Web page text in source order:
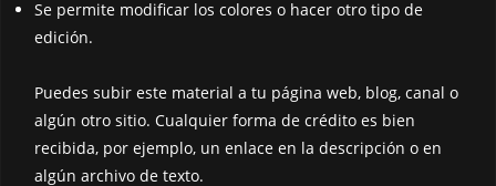
Se permite modificar los colores o hacer otro tipo de
edición.
Puedes subir este material a tu página web, blog, canal o
algún otro sitio. Cualquier forma de crédito es bien
recibida, por ejemplo, un enlace en la descripción o en
algún archivo de texto.